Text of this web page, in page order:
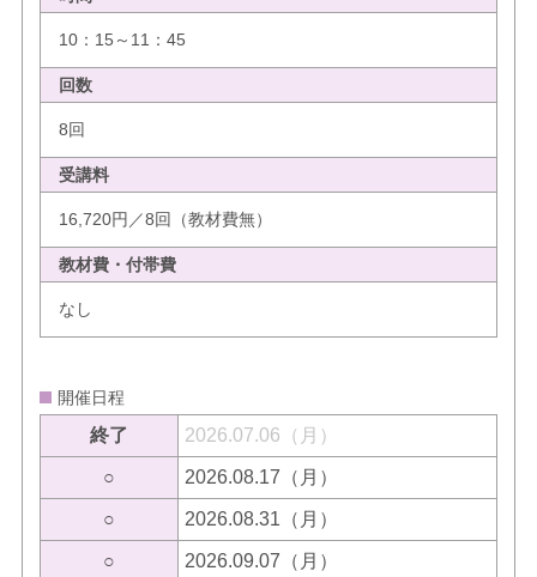
10：15～11：45
回数
8回
受講料
16,720円／8回（教材費無）
教材費・付帯費
なし
開催日程
終了 2026.07.06（月）
○ 2026.08.17（月）
○ 2026.08.31（月）
○ 2026.09.07（月）